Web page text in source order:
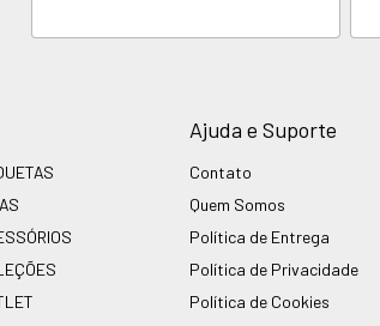
Ajuda e Suporte
Contato
Quem Somos
Política de Entrega
Política de Privacidade
Política de Cookies